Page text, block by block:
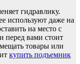
гидравлику.
используют даже на
на место с
перед вами стоит
товары или
купить подъемник